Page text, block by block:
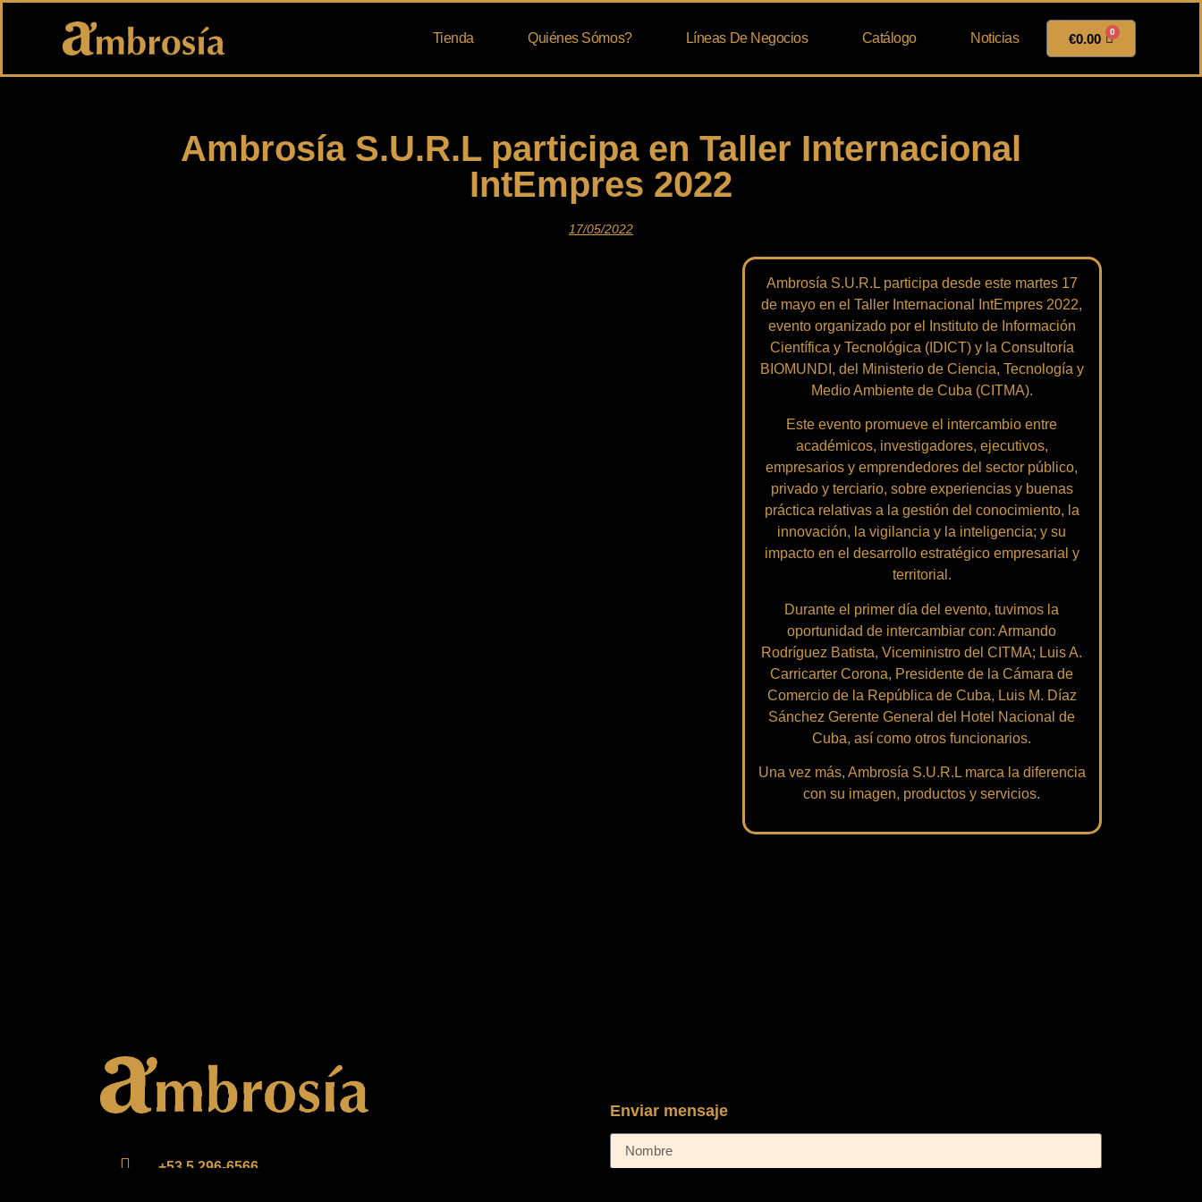
Tienda Quiénes Sómos? Líneas De Negocios Catálogo Noticias €0.00 0
Ambrosía S.U.R.L participa en Taller Internacional
IntEmpres 2022
17/05/2022
Ambrosía S.U.R.L participa desde este martes 17
de mayo en el Taller Internacional IntEmpres 2022,
evento organizado por el Instituto de Información
Científica y Tecnológica (IDICT) y la Consultoría
BIOMUNDI, del Ministerio de Ciencia, Tecnología y
Medio Ambiente de Cuba (CITMA).
Este evento promueve el intercambio entre
académicos, investigadores, ejecutivos,
empresarios y emprendedores del sector público,
privado y terciario, sobre experiencias y buenas
práctica relativas a la gestión del conocimiento, la
innovación, la vigilancia y la inteligencia; y su
impacto en el desarrollo estratégico empresarial y
territorial.
Durante el primer día del evento, tuvimos la
oportunidad de intercambiar con: Armando
Rodríguez Batista, Viceministro del CITMA; Luis A.
Carricarter Corona, Presidente de la Cámara de
Comercio de la República de Cuba, Luis M. Díaz
Sánchez Gerente General del Hotel Nacional de
Cuba, así como otros funcionarios.
Una vez más, Ambrosía S.U.R.L marca la diferencia
con su imagen, productos y servicios.
+53 5 296-6566
Enviar mensaje